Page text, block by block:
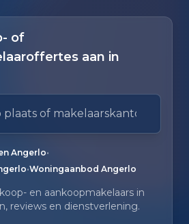
of
aan in
makelaarskantoor
Gebruik pijl omlaag en pijl
Angerlo•
•Woningaanbod Angerlo
en aankoopmakelaars in
reviews en dienstverlening.